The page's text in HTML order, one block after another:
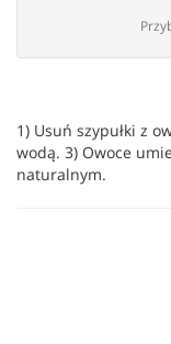
1) Usuń szypułki z
wodą. 3) Owoce
naturalnym.